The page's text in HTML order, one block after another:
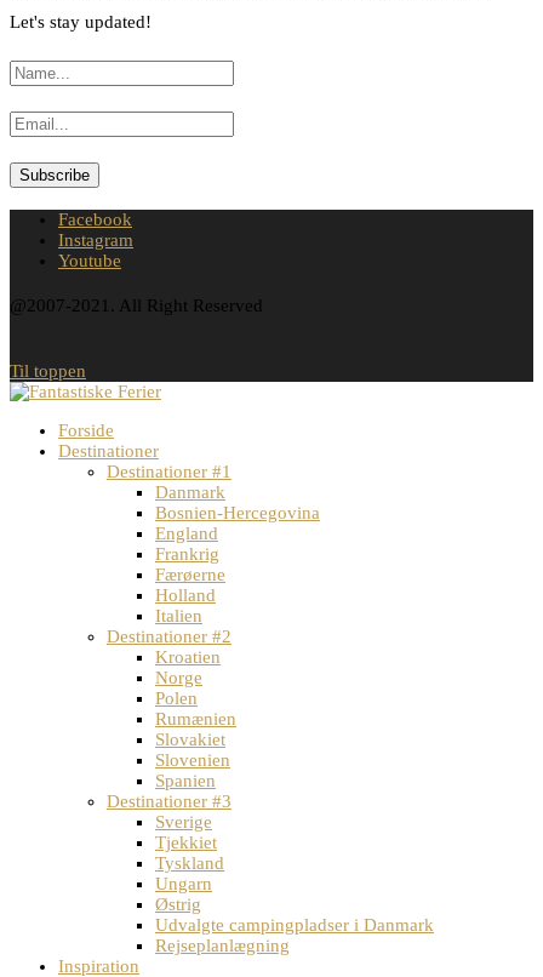
Let's stay updated!
Facebook
Instagram
Youtube
@2007-2021. All Right Reserved
Til toppen
Forside
Destinationer
Destinationer #1
Danmark
Bosnien-Hercegovina
England
Frankrig
Færøerne
Holland
Italien
Destinationer #2
Kroatien
Norge
Polen
Rumænien
Slovakiet
Slovenien
Spanien
Destinationer #3
Sverige
Tjekkiet
Tyskland
Ungarn
Østrig
Udvalgte campingpladser i Danmark
Rejseplanlægning
Inspiration